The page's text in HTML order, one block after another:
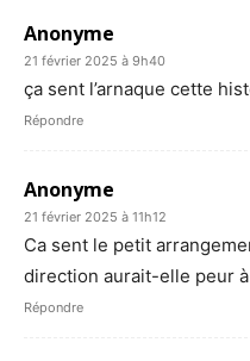
Anonyme
21 février 2025 à 9h40
ça sent l’arnaque cette
Répondre
Anonyme
21 février 2025 à 11h12
Ca sent le petit
direction aurait-elle peur
Répondre